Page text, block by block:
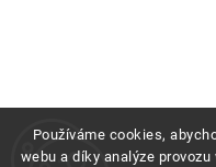
Používáme cookies,
webu a díky analýze